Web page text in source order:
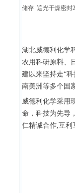
储存 遮光干燥密封
湖北威德利化学
农用科研原料、
建以来坚持走“
南美洲等多个国
威德利化学采用
命，科技为先导
仁精诚合作,互利